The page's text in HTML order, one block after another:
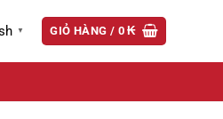
▼ GIỎ HÀNG / 0₭